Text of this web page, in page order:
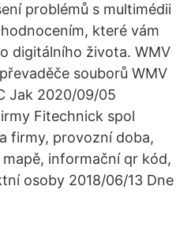
problémů s multimédii
které vám
digitálního života. WMV
souborů WMV
Jak 2020/09/05
Fitechnick spol
firmy, provozní doba,
informační qr kód,
osoby 2018/06/13 Dne